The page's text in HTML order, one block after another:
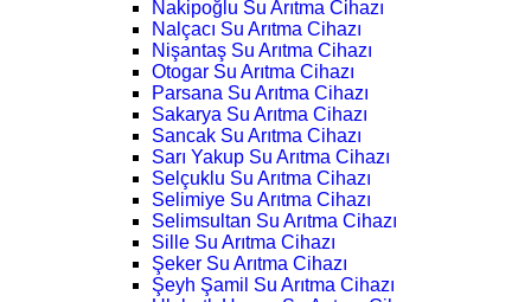
Nakipoğlu Su Arıtma Cihazı
Nalçacı Su Arıtma Cihazı
Nişantaş Su Arıtma Cihazı
Otogar Su Arıtma Cihazı
Parsana Su Arıtma Cihazı
Sakarya Su Arıtma Cihazı
Sancak Su Arıtma Cihazı
Sarı Yakup Su Arıtma Cihazı
Selçuklu Su Arıtma Cihazı
Selimiye Su Arıtma Cihazı
Selimsultan Su Arıtma Cihazı
Sille Su Arıtma Cihazı
Şeker Su Arıtma Cihazı
Şeyh Şamil Su Arıtma Cihazı